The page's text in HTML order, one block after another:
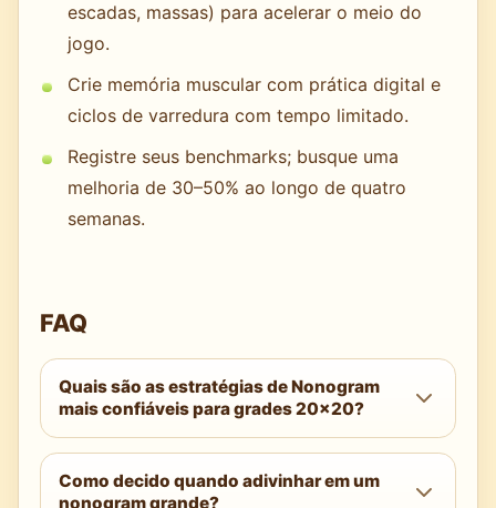
escadas, massas) para acelerar o meio do
jogo.
Crie memória muscular com prática digital e
ciclos de varredura com tempo limitado.
Registre seus benchmarks; busque uma
melhoria de 30–50% ao longo de quatro
semanas.
FAQ
Quais são as estratégias de Nonogram
mais confiáveis para grades 20x20?
Comece com deduções por sobreposição,
mantenha anotações a lápis rigorosas e só
Como decido quando adivinhar em um
nonogram grande?